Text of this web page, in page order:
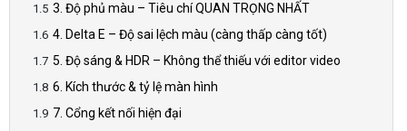
3. Độ phủ màu – Tiêu chí QUAN TRỌNG NHẤT
4. Delta E – Độ sai lệch màu (càng thấp càng tốt)
5. Độ sáng & HDR – Không thể thiếu với editor video
6. Kích thước & tỷ lệ màn hình
7. Cổng kết nối hiện đại